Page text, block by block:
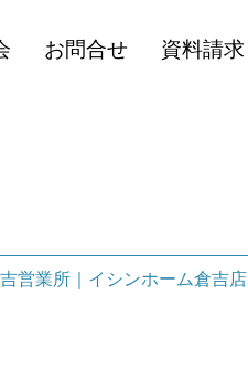
お問合せ 資料請求
営業所｜イシンホーム倉吉店